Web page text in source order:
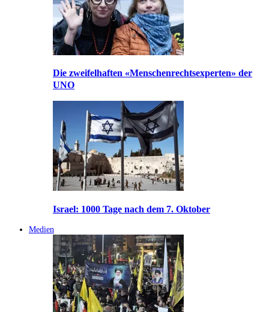
Die zweifelhaften «Menschenrechtsexperten» der
UNO
Israel: 1000 Tage nach dem 7. Oktober
Medien